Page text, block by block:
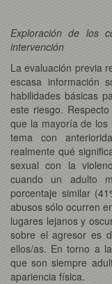
Exploración de los
intervención
La evaluación previa
escasa información
habilidades básicas
este riesgo.
que la mayoría de
tema con
realmente qué
sexual con la
cuando un adulto
porcentaje similar
abusos sólo ocurren
lugares lejanos y
sobre el agresor es
ellos/as. En torno a
que son siempre
apariencia física.